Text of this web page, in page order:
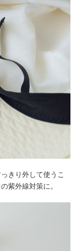
きり外して使うこ
紫外線対策に。